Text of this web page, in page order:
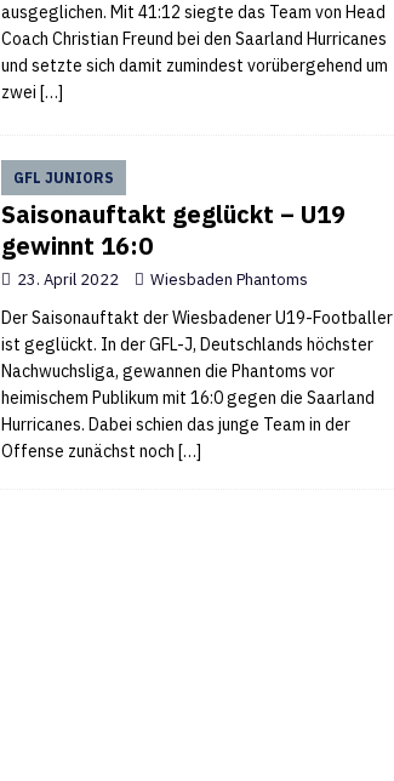
ausgeglichen. Mit 41:12 siegte das Team von Head
Coach Christian Freund bei den Saarland Hurricanes
und setzte sich damit zumindest vorübergehend um
zwei […]
GFL JUNIORS
Saisonauftakt geglückt – U19
gewinnt 16:0
23. April 2022 Wiesbaden Phantoms
Der Saisonauftakt der Wiesbadener U19-Footballer
ist geglückt. In der GFL-J, Deutschlands höchster
Nachwuchsliga, gewannen die Phantoms vor
heimischem Publikum mit 16:0 gegen die Saarland
Hurricanes. Dabei schien das junge Team in der
Offense zunächst noch […]